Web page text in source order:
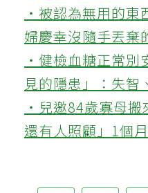
‧被認為無用的東
婦慶幸沒隨手丟棄
‧健檢血糖正常別
見的隱患」：失智
‧兒邀84歲寡母搬
還有人照顧」1個